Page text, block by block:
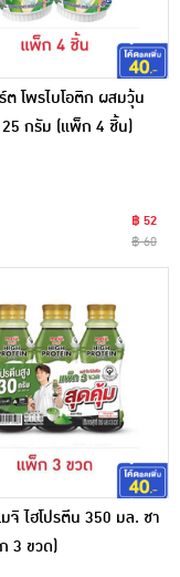
ต โพรไบโอติก ผสมวุ้น
กรัม (แพ็ก 4 ชิ้น)
฿ 52
฿ 60
จิ ไฮโปรตีน 350 มล. ชา
3 ขวด)